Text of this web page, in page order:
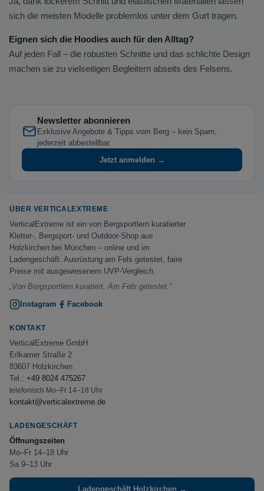
sich die meisten Modelle problemlos unter dem Gurt tragen.
Eignen sich die Hoodies auch für den Alltag?
Auf jeden Fall – die robusten Schnitte und das schlichte Design
machen sie zu vielseitigen Begleitern abseits des Felsens.
Newsletter abonnieren
Exklusive Angebote & Tipps vom Berg – kein Spam,
jederzeit abbestellbar.
Jetzt anmelden →
ÜBER VERTICALEXTREME
VerticalExtreme ist ein von Bergsportlern kuratierter
Kletter-, Bergsport- und Outdoor-Shop aus
Holzkirchen bei München – online und im
Ladengeschäft. Ausrüstung am Fels getestet, faire
Preise mit ausgewiesenem UVP-Vergleich.
„Von Bergsportlern kuratiert. Am Fels getestet.“
Instagram
Facebook
KONTAKT
VerticalExtreme GmbH
Erlkamer Straße 2
83607 Holzkirchen
Tel.: +49 8024 475267
telefonisch Mo–Fr 14–18 Uhr
kontakt@verticalextreme.de
LADENGESCHÄFT
Öffnungszeiten
Mo–Fr 14–18 Uhr
Sa 9–13 Uhr
Ladengeschäft Holzkirchen →